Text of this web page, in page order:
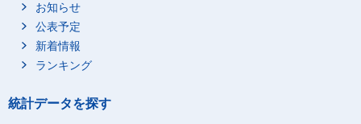
お知らせ
公表予定
新着情報
ランキング
統計データを探す